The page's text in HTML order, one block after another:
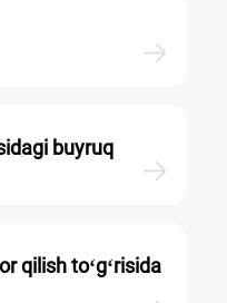
buyruq
qilish toʻgʻrisida